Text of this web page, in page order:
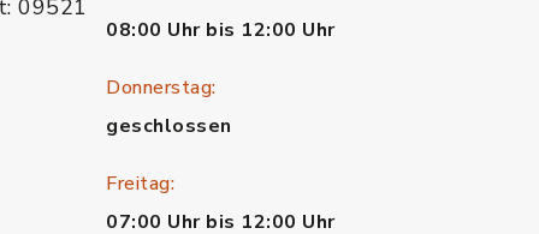
09521
08:00 Uhr bis 12:00 Uhr
Donnerstag:
geschlossen
Freitag:
07:00 Uhr bis 12:00 Uhr